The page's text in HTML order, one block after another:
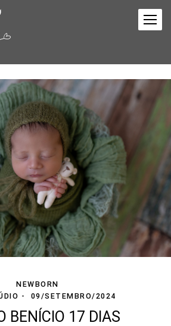
NEWBORN
09/SETEMBRO/2024
BENÍCIO 17 DIAS